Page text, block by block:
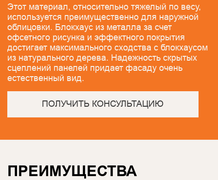
Этот материал, относительно тяжелый по весу,
используется преимущественно для наружной
облицовки. Блокхаус из металла за счет
офсетного рисунка и эффектного покрытия
достигает максимального сходства с блокхаусом
из натурального дерева. Надежность скрытых
сцеплений панелей придает фасаду очень
естественный вид.
ПОЛУЧИТЬ КОНСУЛЬТАЦИЮ
ПРЕИМУЩЕСТВА